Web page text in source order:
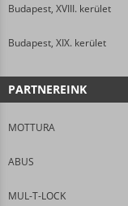
Budapest, XVIII. kerület
Budapest, XIX. kerület
PARTNEREINK
MOTTURA
ABUS
MUL-T-LOCK